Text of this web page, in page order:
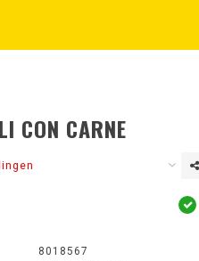
CON CARNE
8018567